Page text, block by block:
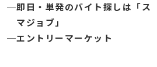
即日・単発のバイト探しは「ス
マジョブ」
エントリーマーケット